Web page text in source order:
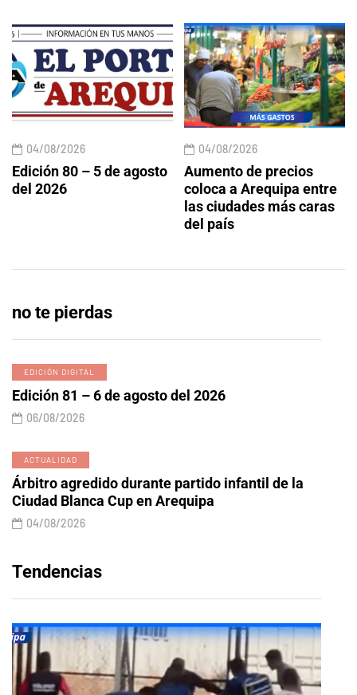
04/08/2026
Edición 80 – 5 de agosto
del 2026
04/08/2026
Aumento de precios
coloca a Arequipa entre
las ciudades más caras
del país
no te pierdas
EDICIÓN DIGITAL
Edición 81 – 6 de agosto del 2026
06/08/2026
ACTUALIDAD
Árbitro agredido durante partido infantil de la
Ciudad Blanca Cup en Arequipa
04/08/2026
Tendencias